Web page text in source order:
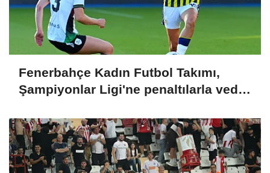
Fenerbahçe Kadın Futbol Takımı,
Şampiyonlar Ligi'ne penaltılarla veda